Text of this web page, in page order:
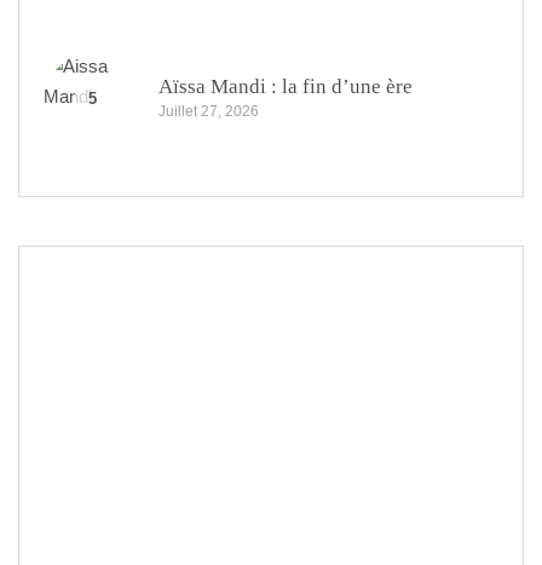
5
Aïssa Mandi : la fin d’une ère
Juillet 27, 2026